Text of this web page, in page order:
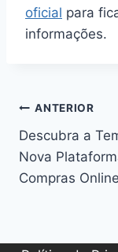
oficial para
informações.
Navegação
de
Post
ANTERIOR
Descubra a
Nova
Compras Online